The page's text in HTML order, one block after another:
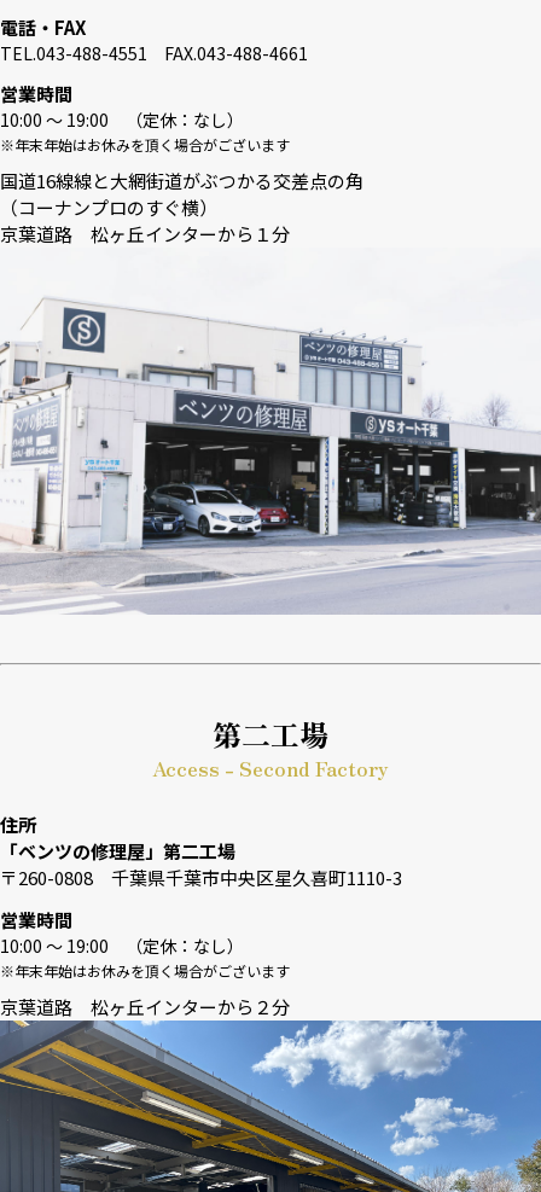
電話・FAX
TEL.043-488-4551 FAX.043-488-4661
営業時間
10:00 〜 19:00 （定休：なし）
※年末年始はお休みを頂く場合がございます
国道16線線と大網街道がぶつかる交差点の角
（コーナンプロのすぐ横）
京葉道路 松ヶ丘インターから１分
第二工場
Access - Second Factory
住所
「ベンツの修理屋」第二工場
〒260-0808 千葉県千葉市中央区星久喜町1110-3
営業時間
10:00 〜 19:00 （定休：なし）
※年末年始はお休みを頂く場合がございます
京葉道路 松ヶ丘インターから２分